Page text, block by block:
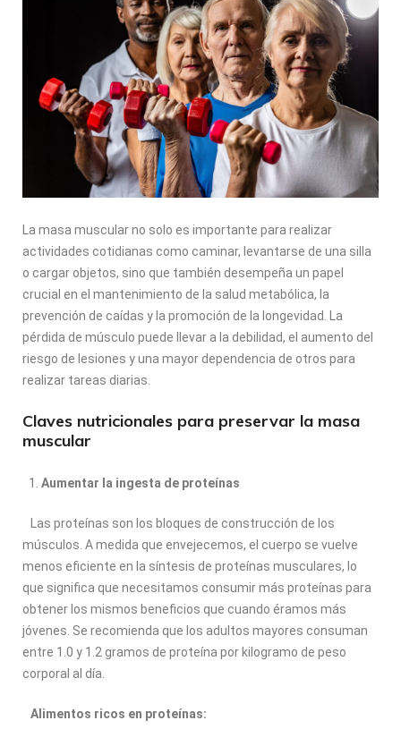
La masa muscular no solo es importante para realizar
actividades cotidianas como caminar, levantarse de una silla
o cargar objetos, sino que también desempeña un papel
crucial en el mantenimiento de la salud metabólica, la
prevención de caídas y la promoción de la longevidad. La
pérdida de músculo puede llevar a la debilidad, el aumento del
riesgo de lesiones y una mayor dependencia de otros para
realizar tareas diarias.
Claves nutricionales para preservar la masa
muscular
Aumentar la ingesta de proteínas
Las proteínas son los bloques de construcción de los
músculos. A medida que envejecemos, el cuerpo se vuelve
menos eficiente en la síntesis de proteínas musculares, lo
que significa que necesitamos consumir más proteínas para
obtener los mismos beneficios que cuando éramos más
jóvenes. Se recomienda que los adultos mayores consuman
entre 1.0 y 1.2 gramos de proteína por kilogramo de peso
corporal al día.
Alimentos ricos en proteínas: